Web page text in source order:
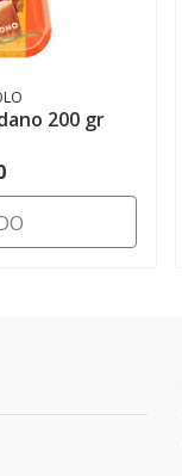
200 gr